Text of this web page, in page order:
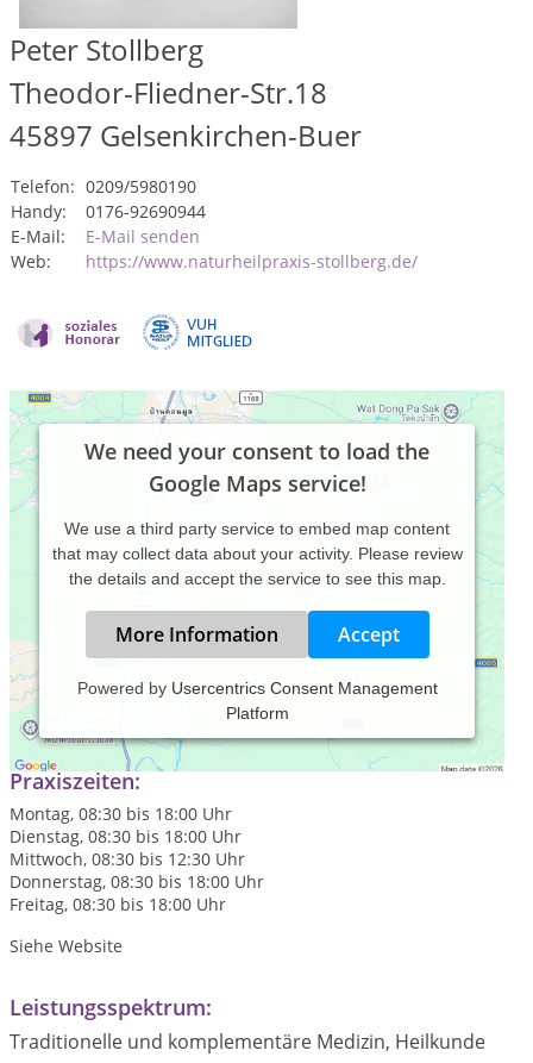
Peter Stollberg
Theodor-Fliedner-Str.18
45897 Gelsenkirchen-Buer
Telefon: 0209/5980190
Handy:
0176-92690944
E-Mail:
E-Mail senden
Web:
https://www.naturheilpraxis-stollberg.de/
We need your consent to load the
Google Maps service!
We use a third party service to embed map content
that may collect data about your activity. Please review
the details and accept the service to see this map.
More Information Accept
Powered by Usercentrics Consent Management
Platform
siehe Website
Praxiszeiten:
Montag, 08:30 bis 18:00 Uhr
Dienstag, 08:30 bis 18:00 Uhr
Mittwoch, 08:30 bis 12:30 Uhr
Donnerstag, 08:30 bis 18:00 Uhr
Freitag, 08:30 bis 18:00 Uhr
Siehe Website
Leistungsspektrum:
Traditionelle und komplementäre Medizin, Heilkunde